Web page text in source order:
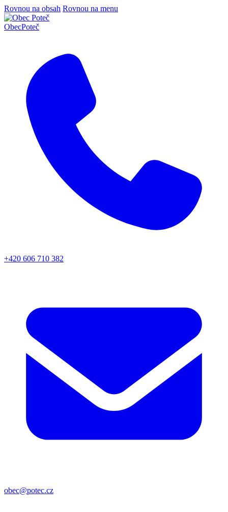
Rovnou na obsah Rovnou na menu
ObecPoteč
+420 606 710 382
obec@potec.cz